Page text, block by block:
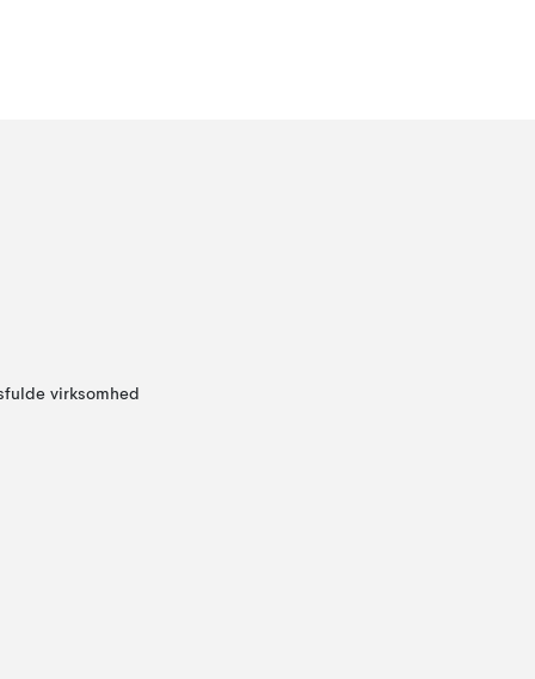
virksomhed